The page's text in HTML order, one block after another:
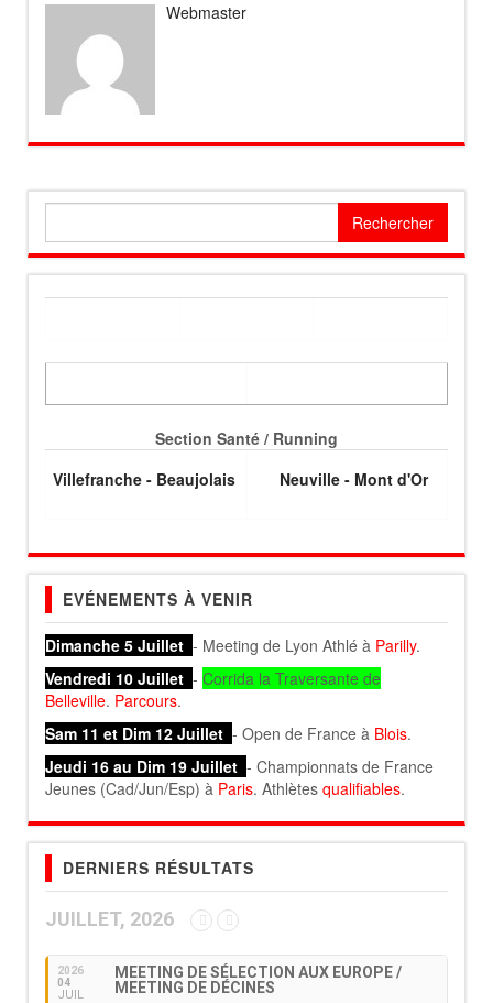
Webmaster
Section Santé / Running
Villefranche - Beaujolais
Neuville - Mont d'Or
EVÉNEMENTS À VENIR
Dimanche 5 Juillet - Meeting de Lyon Athlé à Parilly.
Vendredi 10 Juillet - Corrida la Traversante de
Belleville. Parcours.
Sam 11 et Dim 12 Juillet - Open de France à Blois.
Jeudi 16 au Dim 19 Juillet - Championnats de France
Jeunes (Cad/Jun/Esp) à Paris. Athlètes qualifiables.
DERNIERS RÉSULTATS
JUILLET, 2026
2026
04
JUIL
MEETING DE SÉLECTION AUX EUROPE /
MEETING DE DÉCINES